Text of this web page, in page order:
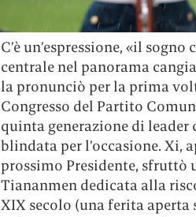
C’è un’espressione, «il sogno
centrale nel panorama
la pronunciò per la prima
Congresso del Partito
quinta generazione di leader
blindata per l’occasione. Xi,
prossimo Presidente, sfruttò
Tiananmen dedicata alla
XIX secolo (una ferita